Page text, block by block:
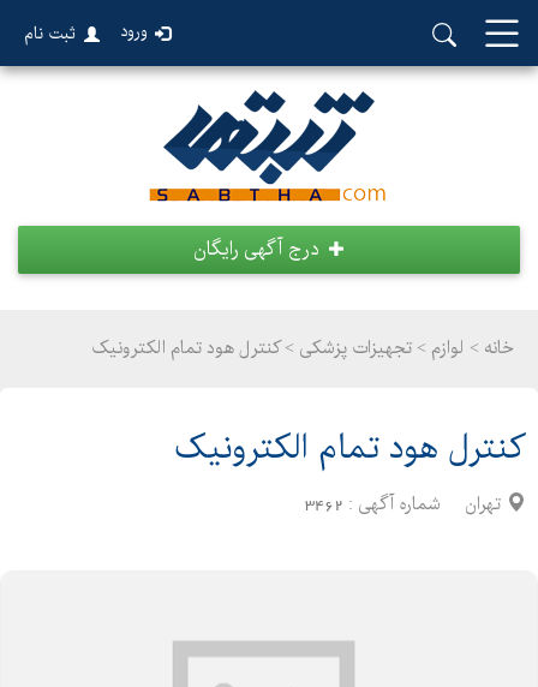
ورود ثبت نام
درج آگهی رایگان
خانه > لوازم > تجهیزات پزشکی > کنترل هود تمام الکترونیک
کنترل هود تمام الکترونیک
تهران شماره آگهی : 3462